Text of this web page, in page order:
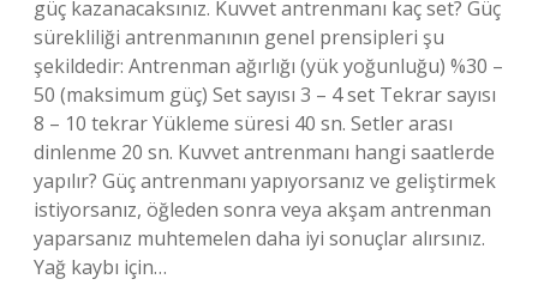
güç kazanacaksınız. Kuvvet antrenmanı kaç set? Güç
sürekliliği antrenmanının genel prensipleri şu
şekildedir: Antrenman ağırlığı (yük yoğunluğu) %30 –
50 (maksimum güç) Set sayısı 3 – 4 set Tekrar sayısı
8 – 10 tekrar Yükleme süresi 40 sn. Setler arası
dinlenme 20 sn. Kuvvet antrenmanı hangi saatlerde
yapılır? Güç antrenmanı yapıyorsanız ve geliştirmek
istiyorsanız, öğleden sonra veya akşam antrenman
yaparsanız muhtemelen daha iyi sonuçlar alırsınız.
Yağ kaybı için…